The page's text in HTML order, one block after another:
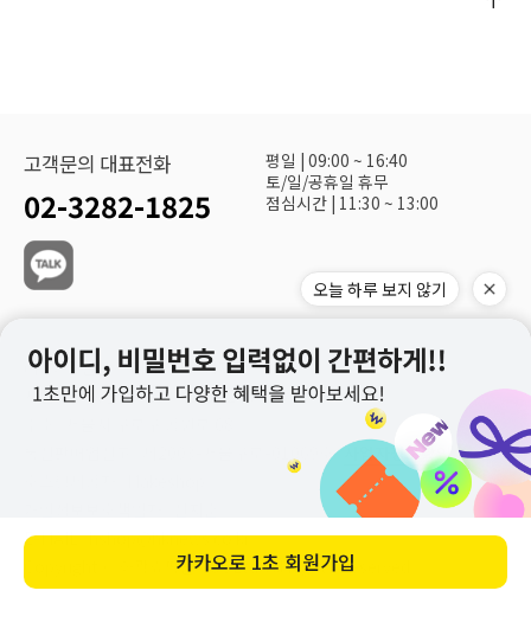
고객문의 대표전화
02-3282-1825
평일 | 09:00 ~ 16:40
토/일/공휴일 휴무
점심시간 | 11:30 ~ 13:00
(주)화광신문사 대표이사 : 정재환
사업자 등록번호 : 113-81-19240
통신판매업신고 : 제2003-서울구로-01069호 사업자정보확인
E-MAIL : hshop@hknews.co.kr
Copyrightⓒ 화광쇼핑몰 Co., Ltd. All Rights Reserved
오늘 하루 보지 않기
카카오로 1초 회원가입